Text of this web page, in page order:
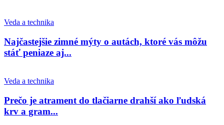
Veda a technika
Najčastejšie zimné mýty o autách, ktoré vás môžu
stáť peniaze aj...
Veda a technika
Prečo je atrament do tlačiarne drahší ako ľudská
krv a gram...